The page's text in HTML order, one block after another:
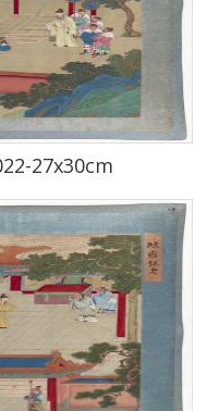
27x30cm